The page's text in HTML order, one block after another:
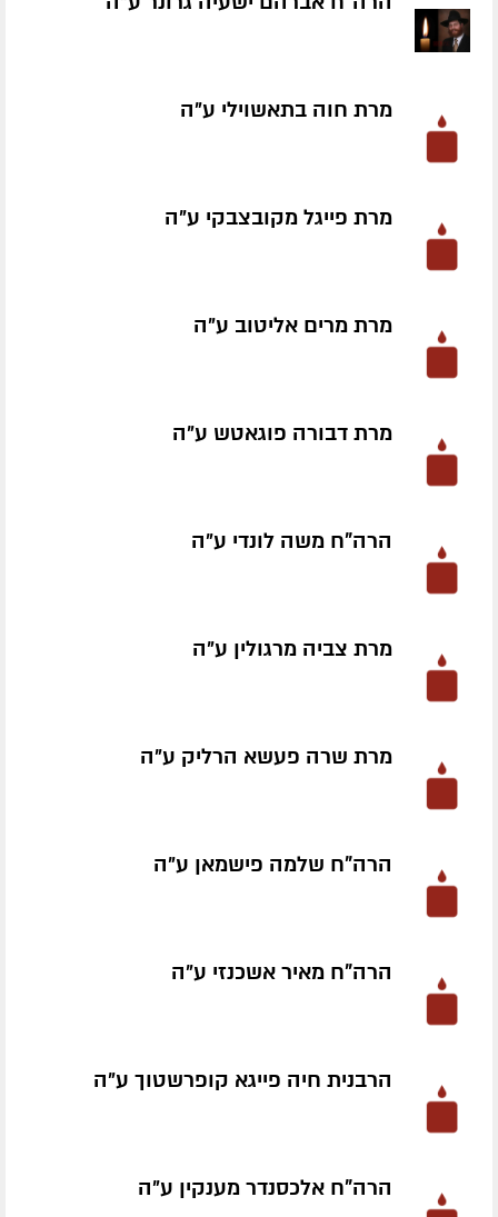
מרת חוה בתאשוילי ע״ה
מרת פייגל מקובצבקי ע״ה
מרת מרים אליטוב ע״ה
מרת דבורה פוגאטש ע״ה
הרה"ח משה לונדי ע״ה
מרת צביה מרגולין ע״ה
מרת שרה פעשא הרליק ע״ה
הרה"ח שלמה פישמאן ע״ה
הרה"ח מאיר אשכנזי ע״ה
הרבנית חיה פייגא קופרשטוך ע״ה
הרה"ח אלכסנדר מענקין ע״ה